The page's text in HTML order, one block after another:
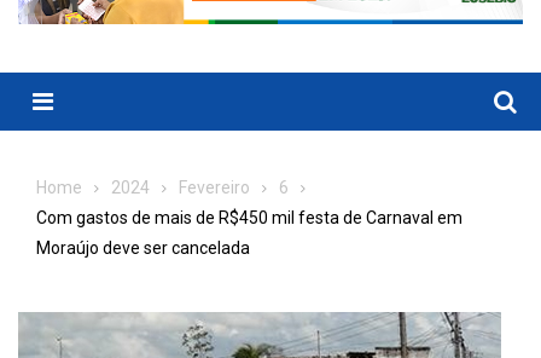
Menu
Home 2024 Fevereiro
6
Com gastos de mais de R$450 mil festa de Carnaval em
Moraújo deve ser cancelada